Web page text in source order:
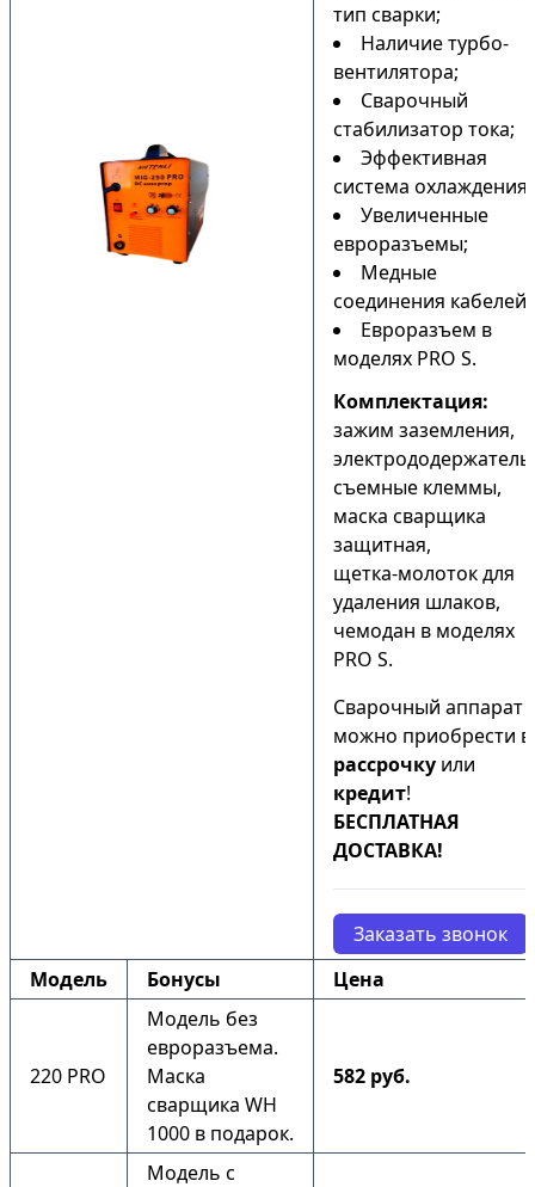
тип сварки;
Наличие турбо-
вентилятора;
Сварочный
стабилизатор тока;
Эффективная
система охлаждения;
Увеличенные
евроразъемы;
Медные
соединения кабелей;
Евроразъем в
моделях PRO S.
Комплектация:
зажим заземления,
электрододержатель,
съемные клеммы,
маска сварщика
защитная,
щетка-молоток для
удаления шлаков,
чемодан в моделях
PRO S.
Сварочный аппарат
можно приобрести в
рассрочку или
кредит!
БЕСПЛАТНАЯ
ДОСТАВКА!
Заказать звонок
Модель
Бонусы Цена
220 PRO
Модель без
евроразъема.
Маска
сварщика WH
1000 в подарок.
582 руб.
Модель с